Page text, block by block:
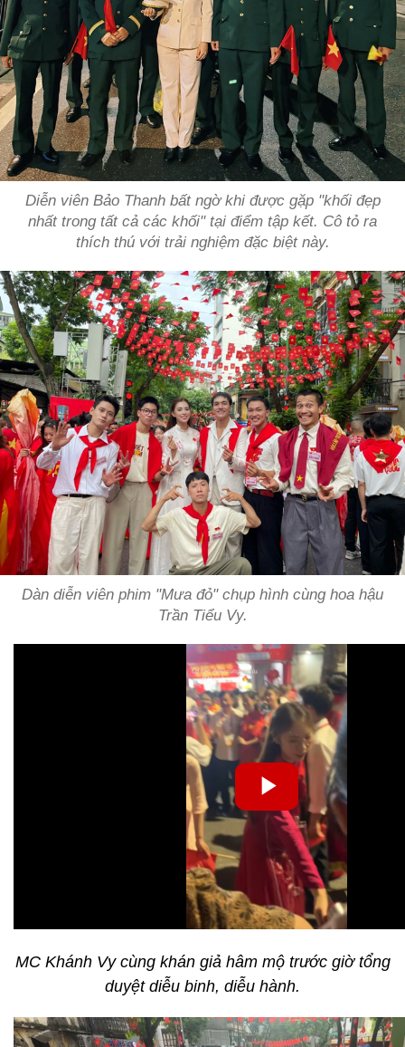
Diễn viên Bảo Thanh bất ngờ khi được gặp "khối đẹp
nhất trong tất cả các khối" tại điểm tập kết. Cô tỏ ra
thích thú với trải nghiệm đặc biệt này.
Dàn diễn viên phim "Mưa đỏ" chụp hình cùng hoa hậu
Trần Tiểu Vy.
MC Khánh Vy cùng khán giả hâm mộ trước giờ tổng
duyệt diễu binh, diễu hành.